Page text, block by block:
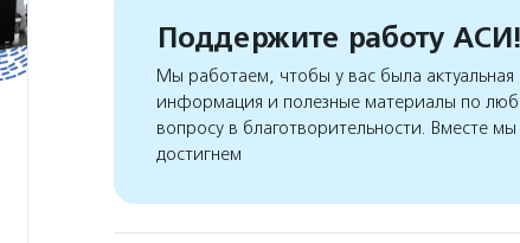
Поддержите работу АСИ!
Мы работаем, чтобы у вас была актуальная
информация и полезные материалы по
вопросу в благотворительности. Вместе мы
достигнем